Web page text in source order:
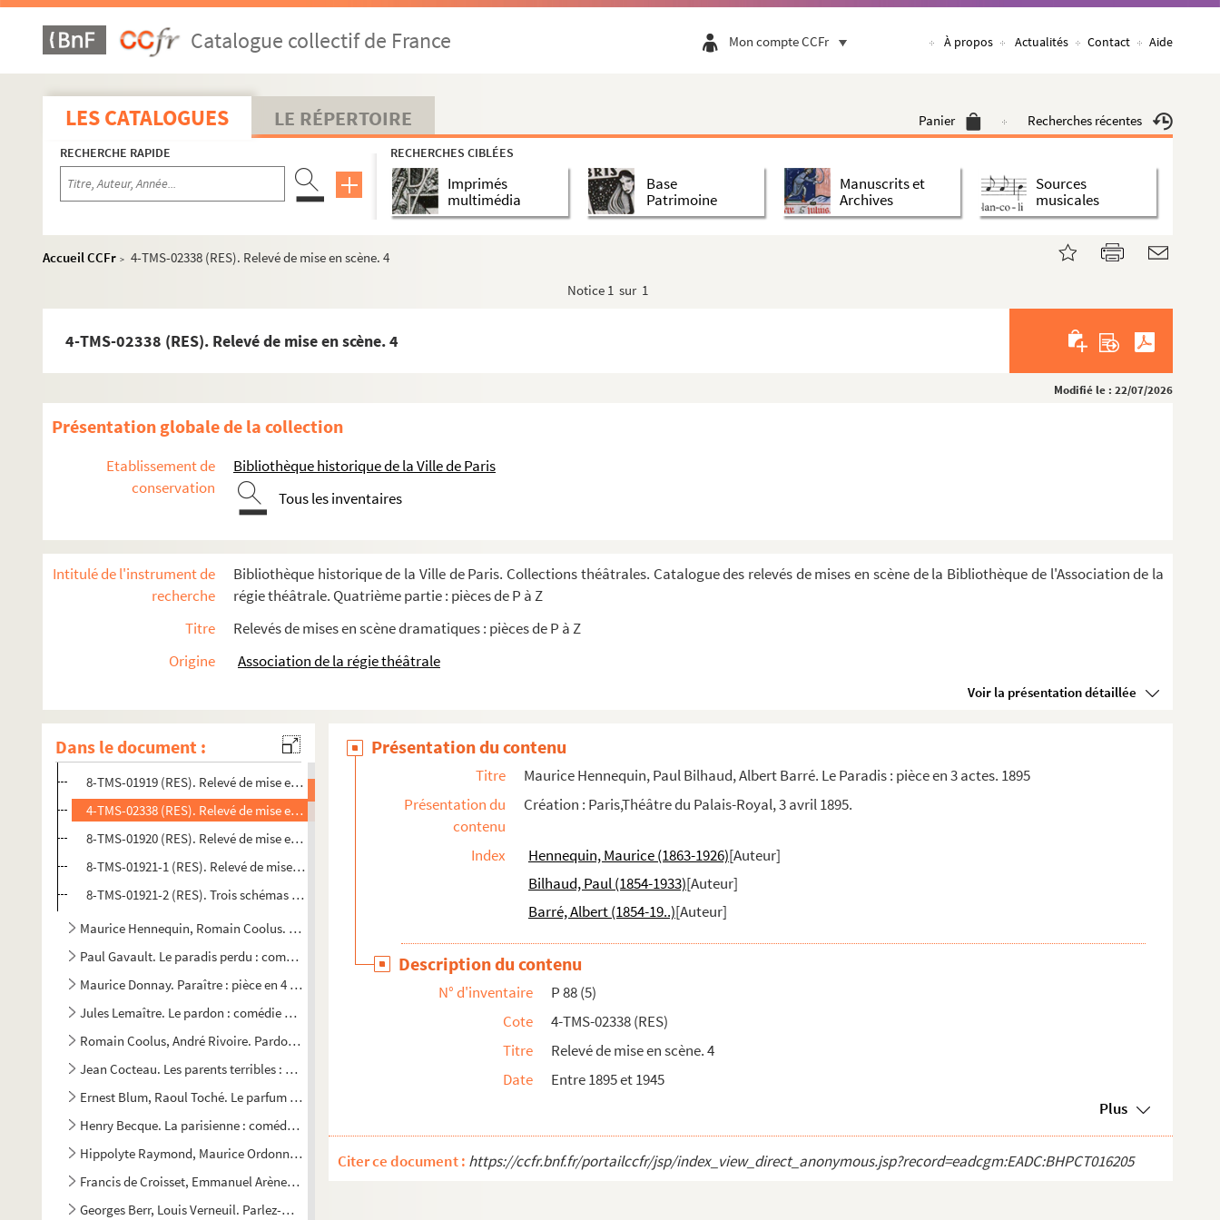
Catalogue collectif de France Mon compte CCFr À propos Actualités Contact Aide
LES CATALOGUES LE RÉPERTOIRE Panier Recherches récentes
RECHERCHE RAPIDE RECHERCHES CIBLÉES
Imprimés
multimédia
Base
Patrimoine
Manuscrits et
Archives
Sources
musicales
Accueil CCFr > 4-TMS-02338 (RES). Relevé de mise en scène. 4
Notice 1 sur 1
4-TMS-02338 (RES). Relevé de mise en scène. 4
Modifié le : 22/07/2026
Présentation globale de la collection
Etablissement de
conservation
Bibliothèque historique de la Ville de Paris
Tous les inventaires
Intitulé de l'instrument de
recherche
Bibliothèque historique de la Ville de Paris. Collections théâtrales. Catalogue des relevés de mises en scène de la Bibliothèque de l'Association de la
régie théâtrale. Quatrième partie : pièces de P à Z
Titre
Relevés de mises en scène dramatiques : pièces de P à Z
Origine
Association de la régie théâtrale
Voir la présentation détaillée
Dans le document :
Georges Courteline. La paix chez soi : comédie en 1 acte. 1903
Georges Fröschel. Papavert : pièce en 3 actes et 5 tableaux adaptée par Loïc Le Gouriadec et Chas. K...
Michael Redgrave. Les papiers de Jeffrey Aspern : pièce en 3 actes. 1961
Louis Bénière. Papillon, dit Lyonnais le Juste : pièce en 3 actes. 1909
Charles Vildrac. Le paquebot Tenacity : comédie en 3 actes. 1920
Ernest Legouvé. Par droit de conquête : comédie en 3 actes en prose. 1855
Raymond Devos. Par intérim : sketch
Raoul Praxy, Henry Hallais. Par le bout du nez : comédie-vaudeville en 3 actes. 1927
Maurice Hennequin, Paul Bilhaud, Albert Barré. Le Paradis : pièce en 3 actes. 1895
8-TMS-01917 (RES). Conduite de régie. 1
8-TMS-01918 (RES). Relevé de mise en scène. 2
8-TMS-01919 (RES). Relevé de mise en scène. 3
4-TMS-02338 (RES). Relevé de mise en scène. 4
8-TMS-01920 (RES). Relevé de mise en scène. 5. Pour le rôle de Grésillon
8-TMS-01921-1 (RES). Relevé de mise en scène. 6
8-TMS-01921-2 (RES). Trois schémas d'implantation des décors pour l'acte 2. Liste des meubles
Maurice Hennequin, Romain Coolus. Le paradis fermé : comédie en 3 actes. 1921
Paul Gavault. Le paradis perdu : comédie en 4 actes. 1933
Maurice Donnay. Paraître : pièce en 4 actes et 5 tableaux. 1906
Jules Lemaître. Le pardon : comédie en 3 actes. 1895
Romain Coolus, André Rivoire. Pardon, madame ! : comédie en 3 actes. 1930
Jean Cocteau. Les parents terribles : pièce en 3 actes. 1938
Ernest Blum, Raoul Toché. Le parfum : comédie en 3 actes. 1888
Henry Becque. La parisienne : comédie en 3 actes. 1885
Hippolyte Raymond, Maurice Ordonneau. Les parisiens en province : comédie en 4 actes. 1883
Francis de Croisset, Emmanuel Arène. Paris-New-York : pièce en 3 actes. 1907
Georges Berr, Louis Verneuil. Parlez-moi d'amour : comédie en 4 actes. 1933
Présentation du contenu
Titre
Maurice Hennequin, Paul Bilhaud, Albert Barré. Le Paradis : pièce en 3 actes. 1895
Présentation du
contenu
Création : Paris,Théâtre du Palais-Royal, 3 avril 1895.
Index Hennequin, Maurice (1863-1926)[Auteur]
Bilhaud, Paul (1854-1933)[Auteur]
Barré, Albert (1854-19..)[Auteur]
Description du contenu
N° d'inventaire
P 88 (5)
Cote
4-TMS-02338 (RES)
Titre
Relevé de mise en scène. 4
Date
Entre 1895 et 1945
Plus
Citer ce document : https://ccfr.bnf.fr/portailccfr/jsp/index_view_direct_anonymous.jsp?record=eadcgm:EADC:BHPCT016205